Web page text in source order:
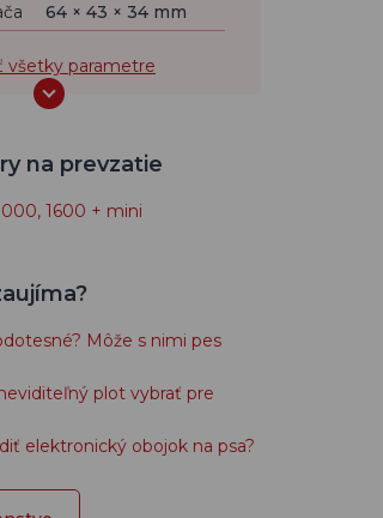
64 × 43 × 34 mm
všetky parametre
na prevzatie
1600 + mini
Môže s nimi pes
plot vybrať pre
elektronický obojok na psa?